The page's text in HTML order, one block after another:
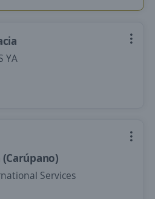
YA
Services